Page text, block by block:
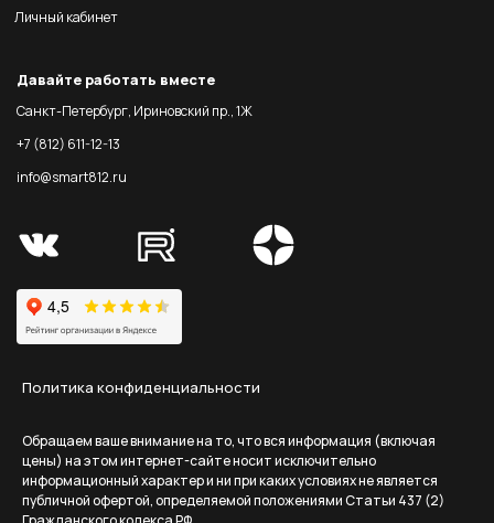
Личный кабинет
Давайте работать вместе
Санкт-Петербург, Ириновский пр., 1Ж
+7 (812) 611-12-13
info@smart812.ru
Политика конфиденциальности
Обращаем ваше внимание на то, что вся информация (включая
цены) на этом интернет-сайте носит исключительно
информационный характер и ни при каких условиях не является
публичной офертой, определяемой положениями Статьи 437 (2)